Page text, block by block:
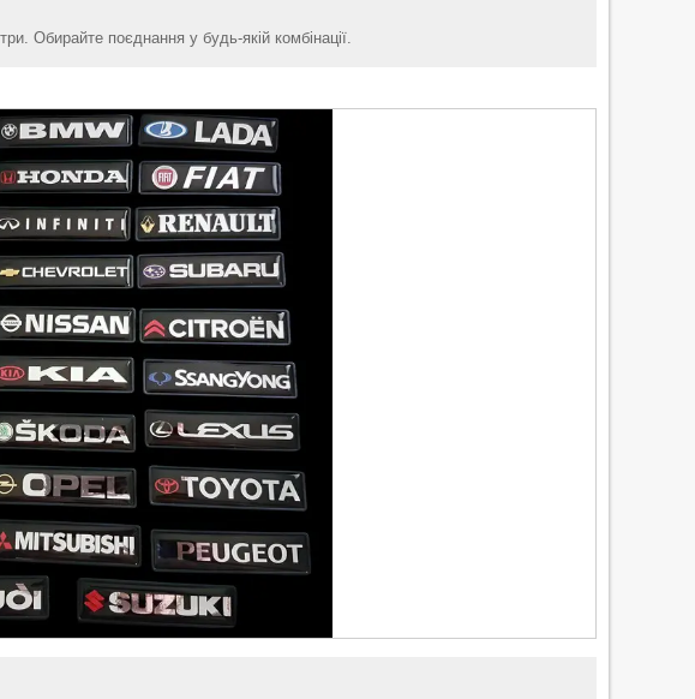
Обирайте поєднання у будь-якій комбінації.